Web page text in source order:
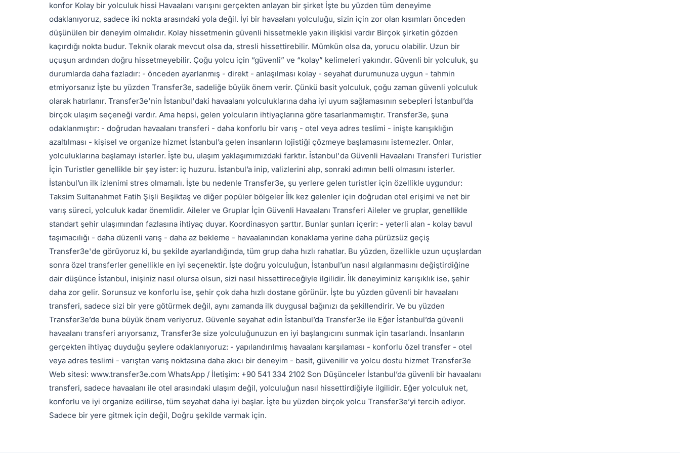
konfor Kolay bir yolculuk hissi Havaalanı varışını gerçekten anlayan bir şirket İşte bu yüzden tüm deneyime
odaklanıyoruz, sadece iki nokta arasındaki yola değil. İyi bir havaalanı yolculuğu, sizin için zor olan kısımları önceden
düşünülen bir deneyim olmalıdır. Kolay hissetmenin güvenli hissetmekle yakın ilişkisi vardır Birçok şirketin gözden
kaçırdığı nokta budur. Teknik olarak mevcut olsa da, stresli hissettirebilir. Mümkün olsa da, yorucu olabilir. Uzun bir
uçuşun ardından doğru hissetmeyebilir. Çoğu yolcu için “güvenli” ve “kolay” kelimeleri yakındır. Güvenli bir yolculuk, şu
durumlarda daha fazladır: - önceden ayarlanmış - direkt - anlaşılması kolay - seyahat durumunuza uygun - tahmin
etmiyorsanız İşte bu yüzden Transfer3e, sadeliğe büyük önem verir. Çünkü basit yolculuk, çoğu zaman güvenli yolculuk
olarak hatırlanır. Transfer3e'nin İstanbul'daki havaalanı yolculuklarına daha iyi uyum sağlamasının sebepleri İstanbul’da
birçok ulaşım seçeneği vardır. Ama hepsi, gelen yolcuların ihtiyaçlarına göre tasarlanmamıştır. Transfer3e, şuna
odaklanmıştır: - doğrudan havaalanı transferi - daha konforlu bir varış - otel veya adres teslimi - inişte karışıklığın
azaltılması - kişisel ve organize hizmet İstanbul’a gelen insanların lojistiği çözmeye başlamasını istemezler. Onlar,
yolculuklarına başlamayı isterler. İşte bu, ulaşım yaklaşımımızdaki farktır. İstanbul'da Güvenli Havaalanı Transferi Turistler
İçin Turistler genellikle bir şey ister: iç huzuru. İstanbul’a inip, valizlerini alıp, sonraki adımın belli olmasını isterler.
İstanbul’un ilk izlenimi stres olmamalı. İşte bu nedenle Transfer3e, şu yerlere gelen turistler için özellikle uygundur:
Taksim Sultanahmet Fatih Şişli Beşiktaş ve diğer popüler bölgeler İlk kez gelenler için doğrudan otel erişimi ve net bir
varış süreci, yolculuk kadar önemlidir. Aileler ve Gruplar İçin Güvenli Havaalanı Transferi Aileler ve gruplar, genellikle
standart şehir ulaşımından fazlasına ihtiyaç duyar. Koordinasyon şarttır. Bunlar şunları içerir: - yeterli alan - kolay bavul
taşımacılığı - daha düzenli varış - daha az bekleme - havaalanından konaklama yerine daha pürüzsüz geçiş
Transfer3e'de görüyoruz ki, bu şekilde ayarlandığında, tüm grup daha hızlı rahatlar. Bu yüzden, özellikle uzun uçuşlardan
sonra özel transferler genellikle en iyi seçenektir. İşte doğru yolculuğun, İstanbul’un nasıl algılanmasını değiştirdiğine
dair düşünce İstanbul, inişiniz nasıl olursa olsun, sizi nasıl hissettireceğiyle ilgilidir. İlk deneyiminiz karışıklık ise, şehir
daha zor gelir. Sorunsuz ve konforlu ise, şehir çok daha hızlı dostane görünür. İşte bu yüzden güvenli bir havaalanı
transferi, sadece sizi bir yere götürmek değil, aynı zamanda ilk duygusal bağınızı da şekillendirir. Ve bu yüzden
Transfer3e’de buna büyük önem veriyoruz. Güvenle seyahat edin İstanbul’da Transfer3e ile Eğer İstanbul’da güvenli
havaalanı transferi arıyorsanız, Transfer3e size yolculuğunuzun en iyi başlangıcını sunmak için tasarlandı. İnsanların
gerçekten ihtiyaç duyduğu şeylere odaklanıyoruz: - yapılandırılmış havaalanı karşılaması - konforlu özel transfer - otel
veya adres teslimi - varıştan varış noktasına daha akıcı bir deneyim - basit, güvenilir ve yolcu dostu hizmet Transfer3e
Web sitesi: www.transfer3e.com WhatsApp / İletişim: +90 541 334 2102 Son Düşünceler İstanbul’da güvenli bir havaalanı
transferi, sadece havaalanı ile otel arasındaki ulaşım değil, yolculuğun nasıl hissettirdiğiyle ilgilidir. Eğer yolculuk net,
konforlu ve iyi organize edilirse, tüm seyahat daha iyi başlar. İşte bu yüzden birçok yolcu Transfer3e’yi tercih ediyor.
Sadece bir yere gitmek için değil, Doğru şekilde varmak için.